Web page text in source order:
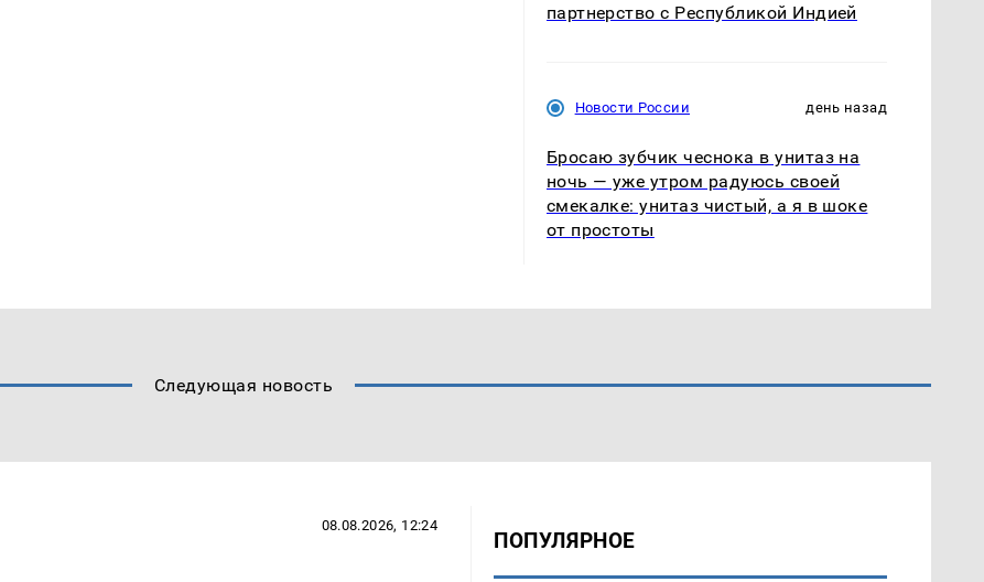
партнерство с Республикой Индией
Новости России день назад
Бросаю зубчик чеснока в унитаз на
ночь — уже утром радуюсь своей
смекалке: унитаз чистый, а я в шоке
от простоты
Следующая новость
08.08.2026, 12:24
ПОПУЛЯРНОЕ